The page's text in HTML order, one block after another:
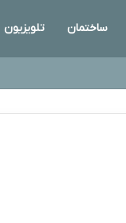
ساختمان تلویزیون